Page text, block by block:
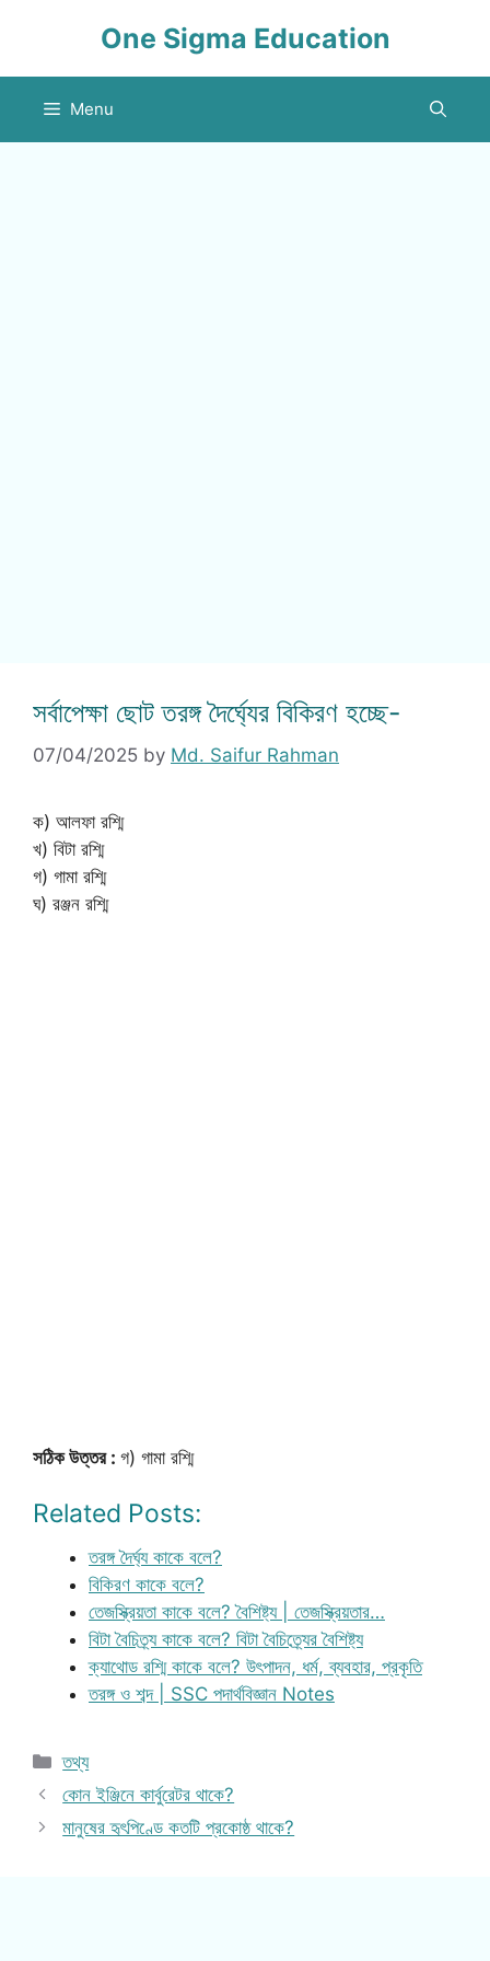
One Sigma Education
Menu
সর্বাপেক্ষা ছোট তরঙ্গ দৈর্ঘ্যের বিকিরণ হচ্ছে-
07/04/2025 by Md. Saifur Rahman
ক) আলফা রশ্মি
খ) বিটা রশ্মি
গ) গামা রশ্মি
ঘ) রঞ্জন রশ্মি
সঠিক উত্তর : গ) গামা রশ্মি
Related Posts:
তরঙ্গ দৈর্ঘ্য কাকে বলে?
বিকিরণ কাকে বলে?
তেজস্ক্রিয়তা কাকে বলে? বৈশিষ্ট্য | তেজস্ক্রিয়তার…
বিটা বৈচিত্র্য কাকে বলে? বিটা বৈচিত্র্যের বৈশিষ্ট্য
ক্যাথোড রশ্মি কাকে বলে? উৎপাদন, ধর্ম, ব্যবহার, প্রকৃতি
তরঙ্গ ও শব্দ | SSC পদার্থবিজ্ঞান Notes
Categories
তথ্য
কোন ইঞ্জিনে কার্বুরেটর থাকে?
মানুষের হৃৎপিণ্ডে কতটি প্রকোষ্ঠ থাকে?